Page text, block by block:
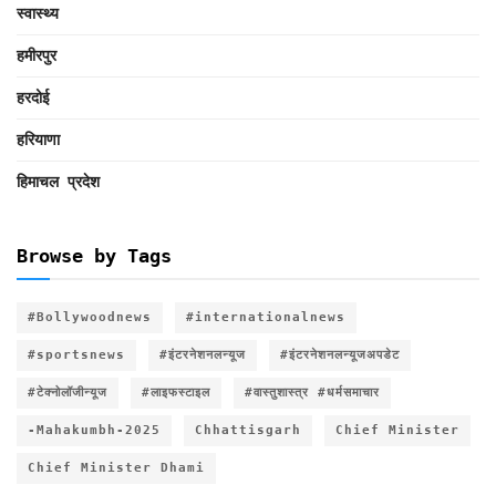
स्वास्थ्य
हमीरपुर
हरदोई
हरियाणा
हिमाचल प्रदेश
Browse by Tags
#Bollywoodnews #internationalnews
#sportsnews #इंटरनेशनलन्यूज #इंटरनेशनलन्यूजअपडेट
#टेक्नोलॉजीन्यूज #लाइफस्टाइल #वास्तुशास्त्र #धर्मसमाचार
-Mahakumbh-2025 Chhattisgarh Chief Minister
Chief Minister Dhami